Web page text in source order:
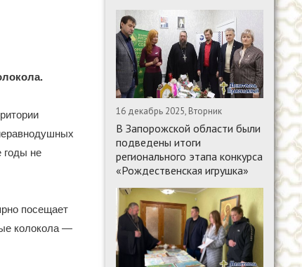
годы не
посещает
колокола —
16 декабрь 2025, Вторник
В Запорожской области были
подведены итоги
регионального этапа конкурса
«Рождественская игрушка»